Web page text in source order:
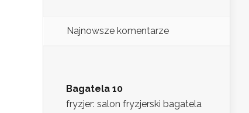
Najnowsze komentarze
Bagatela 10
fryzjer: salon fryzjerski bagatela